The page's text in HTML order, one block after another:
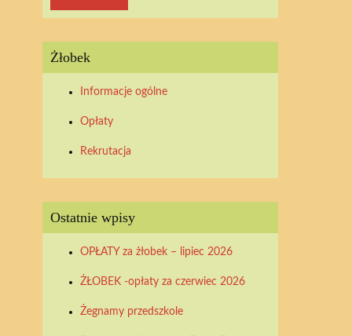
Żłobek
Informacje ogólne
Opłaty
Rekrutacja
Ostatnie wpisy
OPŁATY za żłobek – lipiec 2026
ŻŁOBEK -opłaty za czerwiec 2026
Żegnamy przedszkole